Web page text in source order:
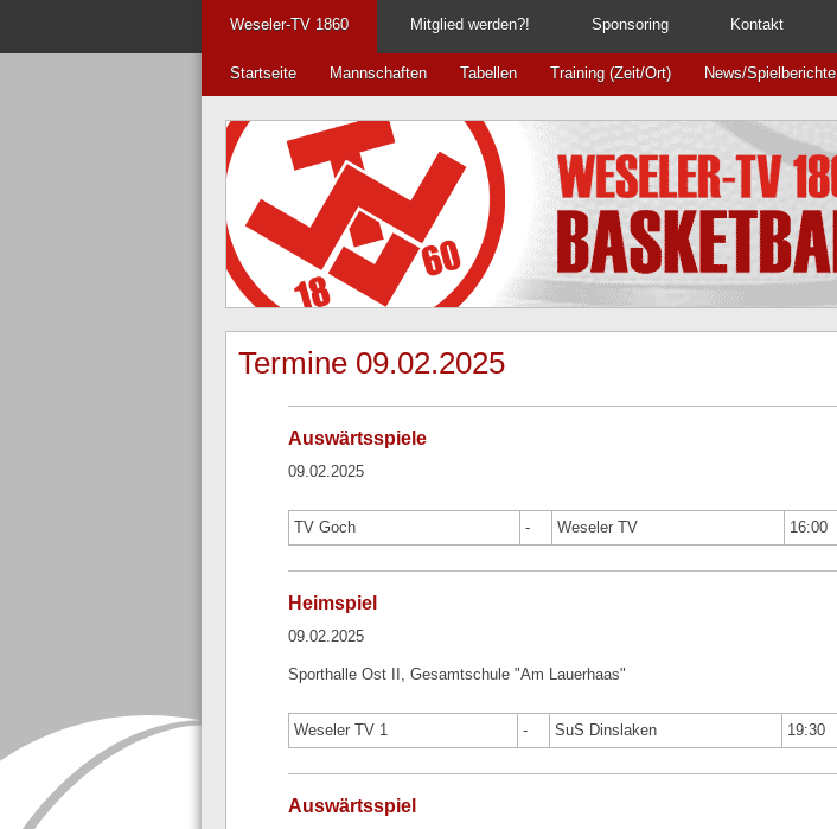
Weseler-TV 1860 Mitglied werden?! Sponsoring Kontakt
Startseite Mannschaften Tabellen Training (Zeit/Ort) News/Spielberichte
Termine 09.02.2025
Auswärtsspiele
09.02.2025
TV Goch - Weseler TV 16:00
Heimspiel
09.02.2025
Sporthalle Ost II, Gesamtschule "Am Lauerhaas"
Weseler TV 1 - SuS Dinslaken 19:30
Auswärtsspiel